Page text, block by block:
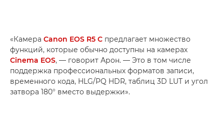
«Камера Canon EOS R5 C предлагает множество
функций, которые обычно доступны на камерах
Cinema EOS, — говорит Арон. — Это в том числе
поддержка профессиональных форматов записи,
временного кода, HLG/PQ HDR, таблиц 3D LUT и угол
затвора 180° вместо выдержки».